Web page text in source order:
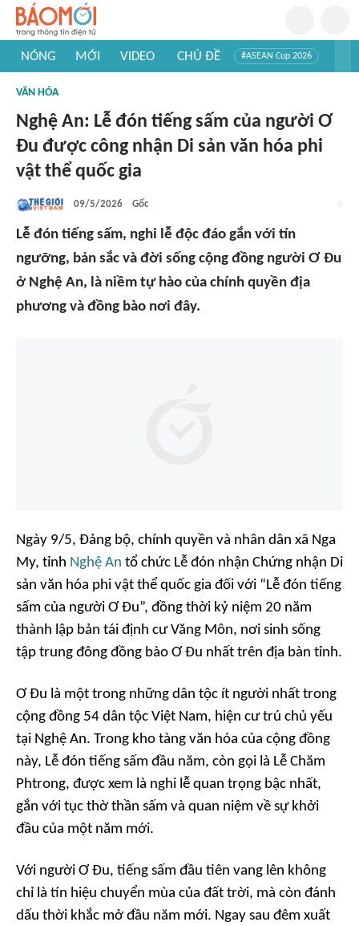
NÓNG MỚI VIDEO CHỦ ĐỀ #ASEAN Cup 2026
#Khám phá thế giới
VĂN HÓA
Nghệ An: Lễ đón tiếng sấm của người Ơ
Đu được công nhận Di sản văn hóa phi
vật thể quốc gia
09/5/2026 Gốc
Lễ đón tiếng sấm, nghi lễ độc đáo gắn với tín
ngưỡng, bản sắc và đời sống cộng đồng người Ơ Đu
ở Nghệ An, là niềm tự hào của chính quyền địa
phương và đồng bào nơi đây.
Ngày 9/5, Đảng bộ, chính quyền và nhân dân xã Nga
My, tỉnh Nghệ An tổ chức Lễ đón nhận Chứng nhận Di
sản văn hóa phi vật thể quốc gia đối với “Lễ đón tiếng
sấm của người Ơ Đu”, đồng thời kỷ niệm 20 năm
thành lập bản tái định cư Văng Môn, nơi sinh sống
tập trung đông đồng bào Ơ Đu nhất trên địa bàn tỉnh.
Ơ Đu là một trong những dân tộc ít người nhất trong
cộng đồng 54 dân tộc Việt Nam, hiện cư trú chủ yếu
tại Nghệ An. Trong kho tàng văn hóa của cộng đồng
này, Lễ đón tiếng sấm đầu năm, còn gọi là Lễ Chăm
Phtrong, được xem là nghi lễ quan trọng bậc nhất,
gắn với tục thờ thần sấm và quan niệm về sự khởi
đầu của một năm mới.
Với người Ơ Đu, tiếng sấm đầu tiên vang lên không
chỉ là tín hiệu chuyển mùa của đất trời, mà còn đánh
dấu thời khắc mở đầu năm mới. Ngay sau đêm xuất